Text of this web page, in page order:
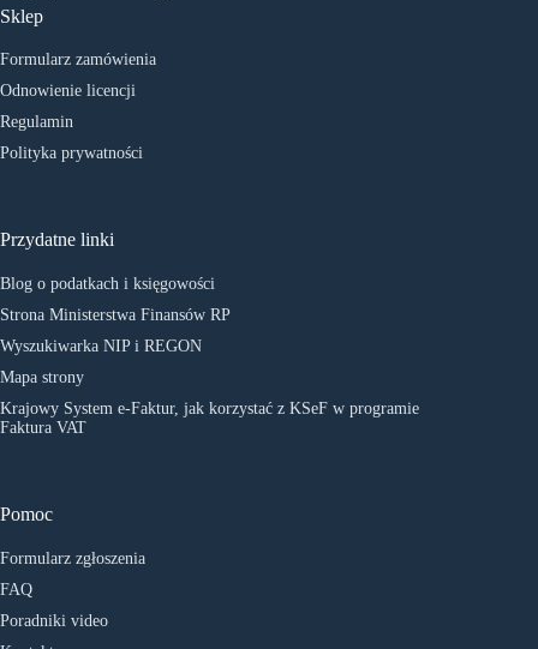
Sklep
Formularz zamówienia
Odnowienie licencji
Regulamin
Polityka prywatności
Przydatne linki
Blog o podatkach i księgowości
Strona Ministerstwa Finansów RP
Wyszukiwarka NIP i REGON
Mapa strony
Krajowy System e-Faktur, jak korzystać z KSeF w programie
Faktura VAT
Pomoc
Formularz zgłoszenia
FAQ
Poradniki video